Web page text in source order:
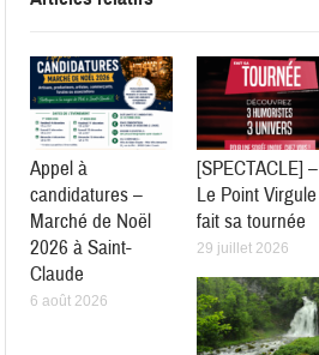
Appel à
candidatures –
Marché de Noël
2026 à Saint-
Claude
6 août 2026
[SPECTACLE] –
Le Point Virgule
fait sa tournée
29 juillet 2026